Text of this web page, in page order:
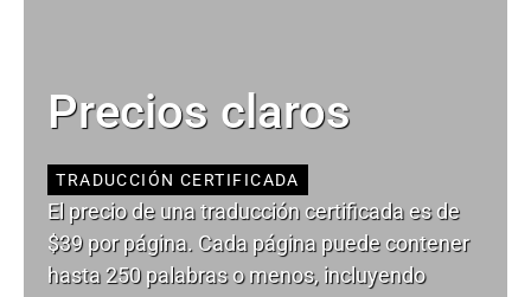
Precios claros
TRADUCCIÓN CERTIFICADA
El precio de una traducción certificada es de
$39 por página. Cada página puede contener
hasta 250 palabras o menos, incluyendo